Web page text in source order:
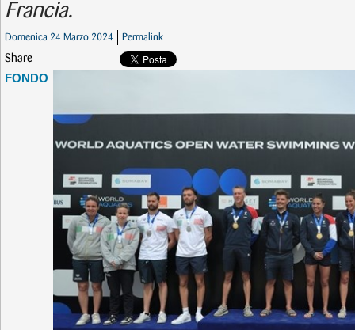
Francia.
Domenica 24 Marzo 2024 Permalink
Share
FONDO